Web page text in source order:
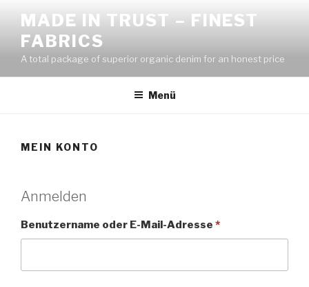
MADE IN TRUST – FINEST
FABRICS
A total package of superior organic denim for an honest price
Menü
MEIN KONTO
Anmelden
Benutzername oder E-Mail-Adresse *